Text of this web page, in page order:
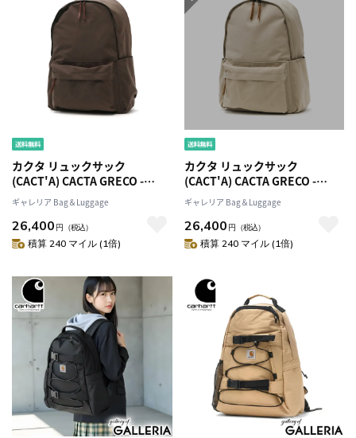
カクタ リュックサック
(CACT'A) CACTA GRECO -
ZERO DAYCOLORS リュック デ
イパック バッグ ナイロン B4 A4
大容量 負担軽減 メンズ レディ
ース 1034
ギャレリア Bag＆Luggage
26,400 円 （税込）
積算 240 マイル (1倍)
カクタ リュックサック
(CACT'A) CACTA GRECO -
ZERO DAYCOLORS リュック デ
イパック バッグ ナイロン B4 A4
大容量 負担軽減 メンズ レディ
ース 1034
ギャレリア Bag＆Luggage
26,400 円 （税込）
積算 240 マイル (1倍)